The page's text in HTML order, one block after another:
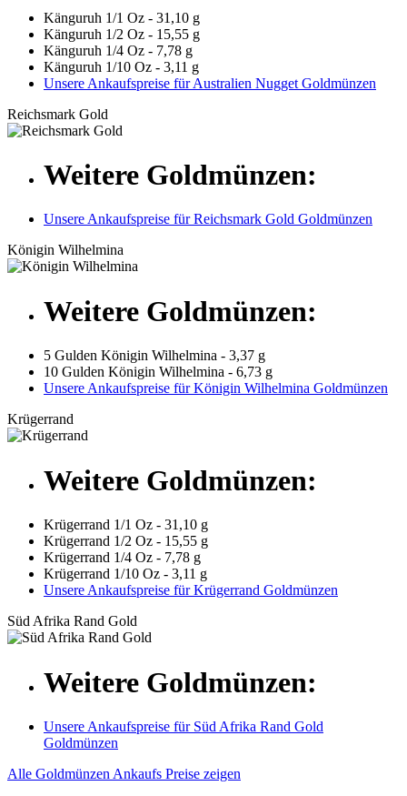
Känguruh 1/1 Oz - 31,10 g
Känguruh 1/2 Oz - 15,55 g
Känguruh 1/4 Oz - 7,78 g
Känguruh 1/10 Oz - 3,11 g
Unsere Ankaufspreise für Australien Nugget Goldmünzen
Reichsmark Gold
Weitere Goldmünzen:
Unsere Ankaufspreise für Reichsmark Gold Goldmünzen
Königin Wilhelmina
Weitere Goldmünzen:
5 Gulden Königin Wilhelmina - 3,37 g
10 Gulden Königin Wilhelmina - 6,73 g
Unsere Ankaufspreise für Königin Wilhelmina Goldmünzen
Krügerrand
Weitere Goldmünzen:
Krügerrand 1/1 Oz - 31,10 g
Krügerrand 1/2 Oz - 15,55 g
Krügerrand 1/4 Oz - 7,78 g
Krügerrand 1/10 Oz - 3,11 g
Unsere Ankaufspreise für Krügerrand Goldmünzen
Süd Afrika Rand Gold
Weitere Goldmünzen:
Unsere Ankaufspreise für Süd Afrika Rand Gold
Goldmünzen
Alle Goldmünzen Ankaufs Preise zeigen